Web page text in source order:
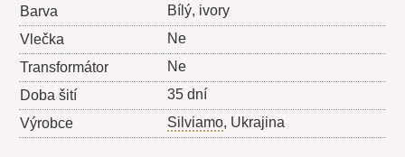
Barva
Bílý, ivory
Vlečka
Ne
Transformátor
Ne
Doba šití
35 dní
Výrobce
Silviamo, Ukrajina